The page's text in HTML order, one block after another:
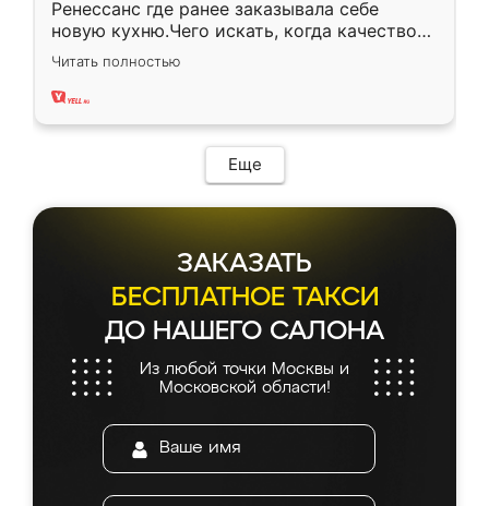
Ренессанс где ранее заказывала себе
новую кухню.Чего искать, когда качеством
вполне довольна. Служит кухня уже почти
два года, нареканий нет.
Читать полностью
Еще
ЗАКАЗАТЬ
БЕСПЛАТНОЕ ТАКСИ
ДО НАШЕГО САЛОНА
Из любой точки Москвы и
Московской области!